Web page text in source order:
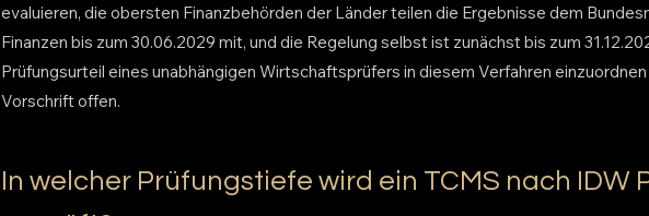
evaluieren, die obersten Finanzbehörden der Länder teilen die Ergebnisse dem
Finanzen bis zum 30.06.2029 mit, und die Regelung selbst ist zunächst bis zum
Prüfungsurteil eines unabhängigen Wirtschaftsprüfers in diesem Verfahren
Vorschrift offen.
In welcher Prüfungstiefe wird ein TCMS nach IDW